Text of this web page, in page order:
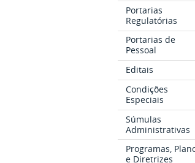
Portarias
Regulatórias
Portarias de
Pessoal
Editais
Condições
Especiais
Súmulas
Administrativas
Programas,
e Diretrizes